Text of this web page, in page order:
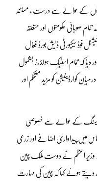
کے حوالے سے درست ، مستند
صوبائی حکومتوں اور متعلقہ
فوڈ سیکیورٹی ڈیش بورڈ فعال
کہ تمام اسٹیک ہولڈرز بشمول
کوارڈینیشن کو مزید مستحکم اور
کے حوالے سے خصوصی
میں پیداواری اضافے اور زرعی
وزیرِ اعظم نے دوست ملک چین
ہوئے کہا کہ چین کی مہارت